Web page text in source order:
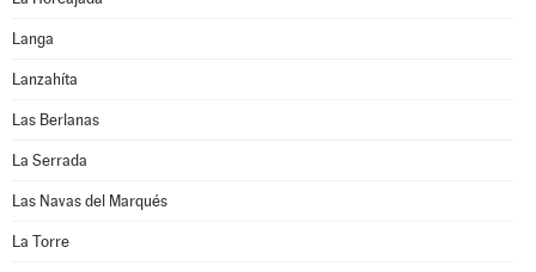
Langa
Lanzahíta
Las Berlanas
La Serrada
Las Navas del Marqués
La Torre